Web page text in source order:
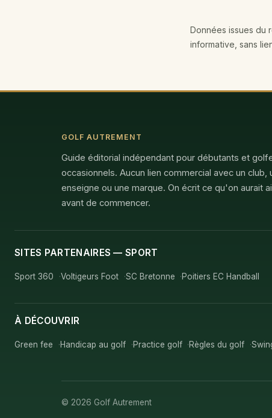
Données issues du
informative, sans
GOLF AUTREMENT
Guide éditorial indépendant pour débutants et
occasionnels. Aucun lien commercial avec un club,
enseigne ou une marque. On écrit ce qu'on aurait
avant de commencer.
SITES PARTENAIRES — SPORT
Sport 360 Voltigeurs Foot SC Bretonne Poitiers EC Handball
À DÉCOUVRIR
Green fee Handicap au golf Practice golf Règles du golf
© 2026 Golf Autrement